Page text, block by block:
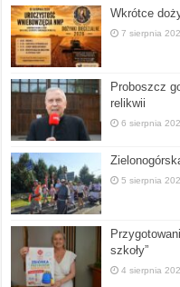
Wkrótce
7 sierpnia
Proboszcz
relikwii
6 sierpnia
5 sierpnia
szkoły”
4 sierpnia